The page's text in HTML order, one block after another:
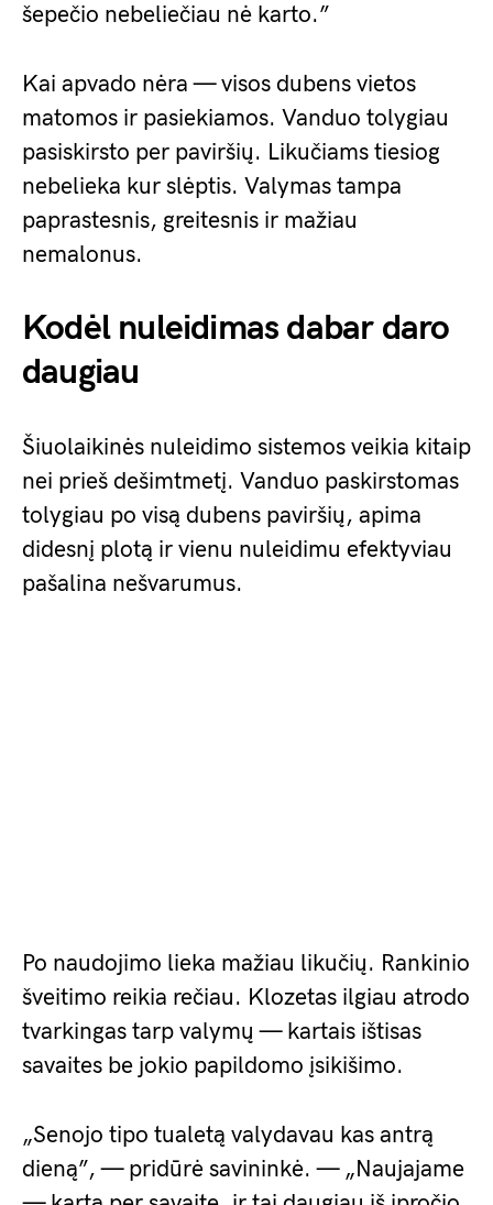
šepečio nebeliečiau nė karto.”
Kai apvado nėra — visos dubens vietos
matomos ir pasiekiamos. Vanduo tolygiau
pasiskirsto per paviršių. Likučiams tiesiog
nebelieka kur slėptis. Valymas tampa
paprastesnis, greitesnis ir mažiau
nemalonus.
Kodėl nuleidimas dabar daro
daugiau
Šiuolaikinės nuleidimo sistemos veikia kitaip
nei prieš dešimtmetį. Vanduo paskirstomas
tolygiau po visą dubens paviršių, apima
didesnį plotą ir vienu nuleidimu efektyviau
pašalina nešvarumus.
Po naudojimo lieka mažiau likučių. Rankinio
šveitimo reikia rečiau. Klozetas ilgiau atrodo
tvarkingas tarp valymų — kartais ištisas
savaites be jokio papildomo įsikišimo.
„Senojo tipo tualetą valydavau kas antrą
dieną”, — pridūrė savininkė. — „Naujajame